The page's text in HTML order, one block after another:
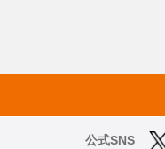
公式SNS